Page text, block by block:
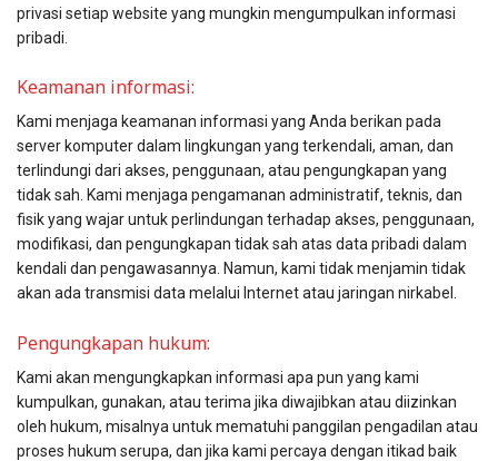
privasi setiap website yang mungkin mengumpulkan informasi
pribadi.
Keamanan informasi:
Kami menjaga keamanan informasi yang Anda berikan pada
server komputer dalam lingkungan yang terkendali, aman, dan
terlindungi dari akses, penggunaan, atau pengungkapan yang
tidak sah. Kami menjaga pengamanan administratif, teknis, dan
fisik yang wajar untuk perlindungan terhadap akses, penggunaan,
modifikasi, dan pengungkapan tidak sah atas data pribadi dalam
kendali dan pengawasannya. Namun, kami tidak menjamin tidak
akan ada transmisi data melalui Internet atau jaringan nirkabel.
Pengungkapan hukum:
Kami akan mengungkapkan informasi apa pun yang kami
kumpulkan, gunakan, atau terima jika diwajibkan atau diizinkan
oleh hukum, misalnya untuk mematuhi panggilan pengadilan atau
proses hukum serupa, dan jika kami percaya dengan itikad baik